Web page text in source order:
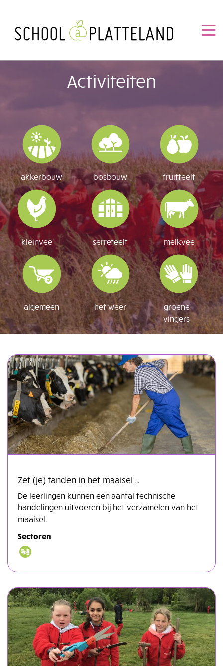
naar
Activiteiten
akkerbouw bosbouw fruitteelt
kleinvee serreteelt melkvee
algemeen het weer
groene
vingers
Zet (je) tanden in het maaisel …
De leerlingen kunnen een aantal technische
handelingen uitvoeren bij het verzamelen van het
maaisel.
Sectoren